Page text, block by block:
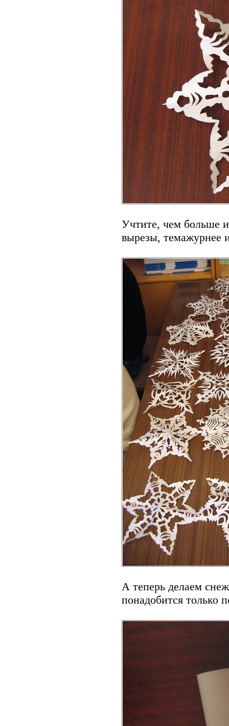
Учтите, чем больше
вырезы, темажурнее
А теперь делаем
понадобится только